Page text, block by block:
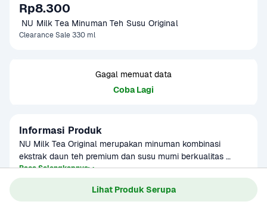
Lihat Produk Serupa
Rp8.300
NU Milk Tea Minuman Teh Susu Original
Clearance Sale 330 ml
Gagal memuat data
Coba Lagi
Informasi Produk
NU Milk Tea Original merupakan minuman kombinasi
ekstrak daun teh premium dan susu murni berkualitas
kemudian dikemas secara higienis, Paduan rasa teh dan
susu yang kuat membuat citarasa minuman ini semakin
autentik dengan keoriginalannya yang khas.
Baca Selengkapnya
Kategori
Minuman Ringan
3-8 bulan